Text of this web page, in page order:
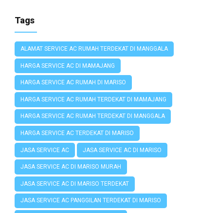
Tags
ALAMAT SERVICE AC RUMAH TERDEKAT DI MANGGALA
HARGA SERVICE AC DI MAMAJANG
HARGA SERVICE AC RUMAH DI MARISO
HARGA SERVICE AC RUMAH TERDEKAT DI MAMAJANG
HARGA SERVICE AC RUMAH TERDEKAT DI MANGGALA
HARGA SERVICE AC TERDEKAT DI MARISO
JASA SERVICE AC JASA SERVICE AC DI MARISO
JASA SERVICE AC DI MARISO MURAH
JASA SERVICE AC DI MARISO TERDEKAT
JASA SERVICE AC PANGGILAN TERDEKAT DI MARISO